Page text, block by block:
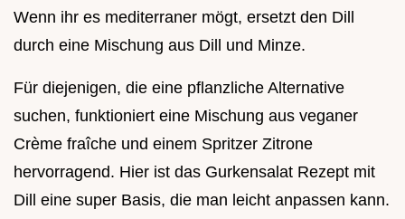
Wenn ihr es mediterraner mögt, ersetzt den Dill
durch eine Mischung aus Dill und Minze.
Für diejenigen, die eine pflanzliche Alternative
suchen, funktioniert eine Mischung aus veganer
Crème fraîche und einem Spritzer Zitrone
hervorragend. Hier ist das Gurkensalat Rezept mit
Dill eine super Basis, die man leicht anpassen kann.